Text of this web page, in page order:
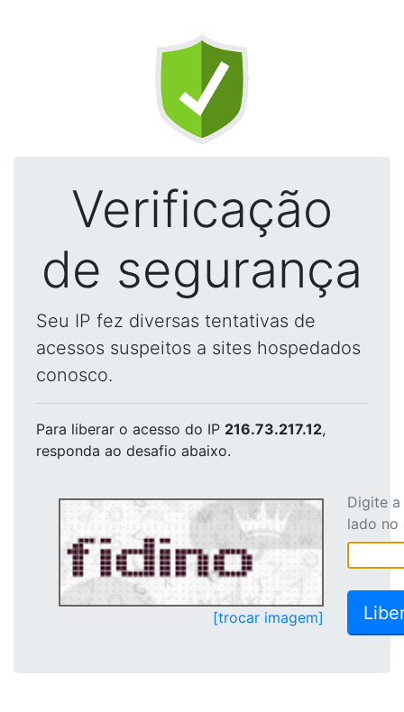
Verificação
de segurança
Seu IP fez diversas tentativas de
acessos suspeitos a sites hospedados
conosco.
Para liberar o acesso do IP 216.73.217.12,
responda ao desafio abaixo.
[trocar imagem]
Digite
lado no